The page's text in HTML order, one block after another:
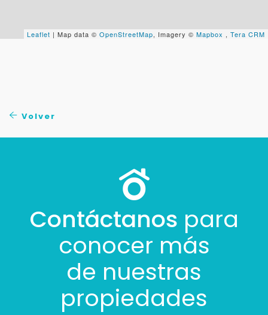
Leaflet | Map data © OpenStreetMap, Imagery © Mapbox , Tera CRM
Volver
Contáctanos para
conocer más
de nuestras
propiedades
Buscamos darte la mejor experiencia.
más rápido.